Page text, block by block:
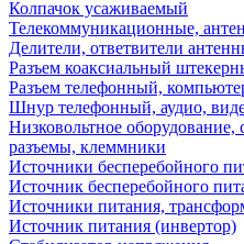
Колпачок усаживаемый
Телекоммуникационные,
Делители, ответвители
Разъем коаксиальный
Разъем телефонный,
Шнур телефонный, аудио,
Низковольтное
разъемы, клеммники
Источники бесперебойного
Источник бесперебойного
Источники питания,
Источник питания (инвертор)